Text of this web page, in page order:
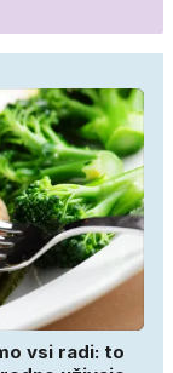
vsi radi: to